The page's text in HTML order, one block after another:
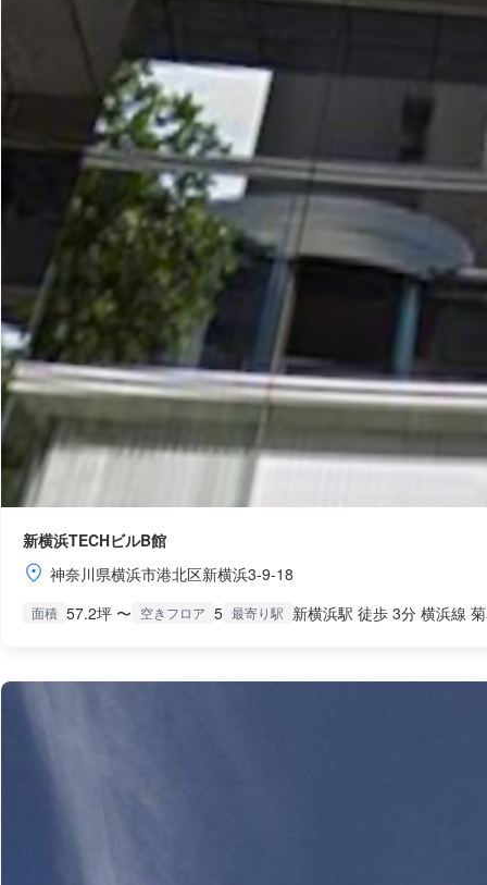
新横浜TECHビルB館
神奈川県横浜市港北区新横浜3-9-18
面積 57.2坪 〜 空きフロア 5 最寄り駅 新横浜駅 徒歩 3分 横浜線